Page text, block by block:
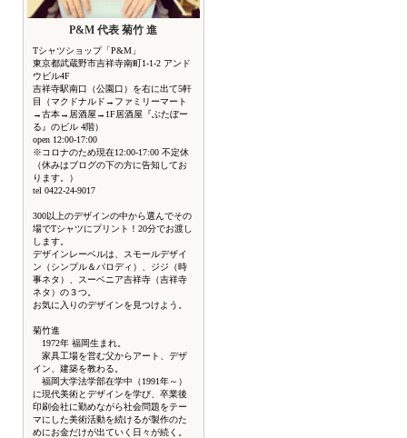
P&M 代表 菊竹 進
Tシャツショップ「P&M」
東京都武蔵野市吉祥寺南町1-1-2 アンド
ウビル4F
吉祥寺駅南口（公園口）を右に出て5軒
目（マクドナルド→ファミリーマート
→古本→居酒屋→1F居酒屋『ぶたぼー
る』のビル 4階）
open 12:00-17:00
※コロナのため現在12:00-17:00 不定休
（休みはブログの下の方に告知してお
ります。）
tel 0422-24-9017
300以上のデザインの中から選んでその
場でTシャツにプリント！20分でお渡し
します。
デザインレーベルは、スモールデザイ
ン（シンプル＆パロディ）、ジジ（時
事ネタ）、スーベニア吉祥寺（吉祥寺
ネタ）の３つ。
お気に入りのデザインを見つけよう。
菊竹進
1972年 福岡生まれ。
家具工場を営む父からアート、デザ
イン、建築を教わる。
福岡大学法学部在学中（1991年～）
に現代美術とデザインを学び、卒業後
印刷会社に勤めながら社会問題をテー
マにした美術活動を続けるが製作のた
めにお金だけが出ていく日々が続く。